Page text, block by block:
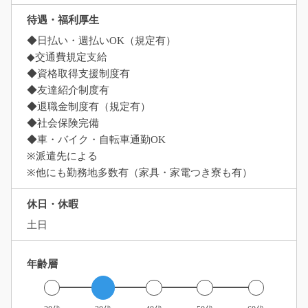
待遇・福利厚生
◆日払い・週払いOK（規定有）
◆交通費規定支給
◆資格取得支援制度有
◆友達紹介制度有
◆退職金制度有（規定有）
◆社会保険完備
◆車・バイク・自転車通勤OK
※派遣先による
※他にも勤務地多数有（家具・家電つき寮も有）
休日・休暇
土日
年齢層